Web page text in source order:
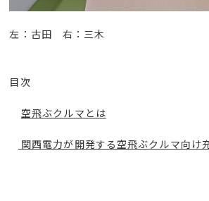
左：古田 右：三木
目次
空飛ぶクルマとは
関西電力が開発する空飛ぶクルマ向け